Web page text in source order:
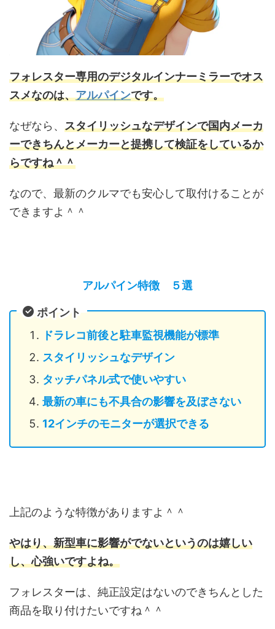
フォレスター専用のデジタルインナーミラーでオス
スメなのは、アルパインです。
なぜなら、 スタイリッシュなデザインで国内メーカ
ーできちんとメーカーと提携して検証をしているか
らですね＾＾
なので、最新のクルマでも安心して取付けることが
できますよ＾＾
アルパイン特徴 ５選
ポイント
ドラレコ前後と駐車監視機能が標準
スタイリッシュなデザイン
タッチパネル式で使いやすい
最新の車にも不具合の影響を及ぼさない
12インチのモニターが選択できる
上記のような特徴がありますよ＾＾
やはり、新型車に影響がでないというのは嬉しい
し、心強いですよね。
フォレスターは、純正設定はないのできちんとした
商品を取り付けたいですね＾＾